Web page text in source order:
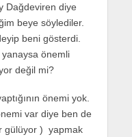
Dağdeviren diye
beye söylediler.
beni gösterdi.
yanaysa önemli
değil mi?
önemi yok.
var diye ben de
gülüyor ) yapmak